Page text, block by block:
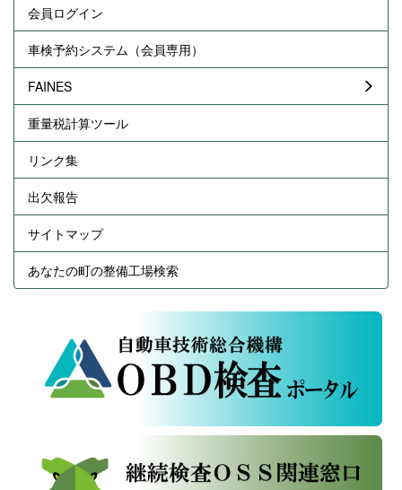
会員ログイン
車検予約システム（会員専用）
FAINES
重量税計算ツール
リンク集
出欠報告
サイトマップ
あなたの町の整備工場検索